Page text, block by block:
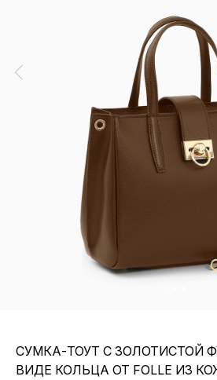
СУМКА-ТОУТ С ЗОЛОТИСТОЙ
ВИДЕ КОЛЬЦА ОТ FOLLE ИЗ